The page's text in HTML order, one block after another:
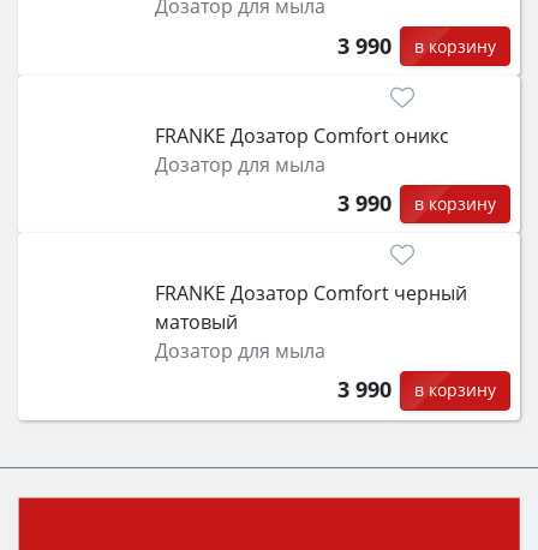
Дозатор для мыла
3 990 в корзину
FRANKE Дозатор Comfort оникс
Дозатор для мыла
3 990 в корзину
FRANKE Дозатор Comfort черный
матовый
Дозатор для мыла
3 990 в корзину